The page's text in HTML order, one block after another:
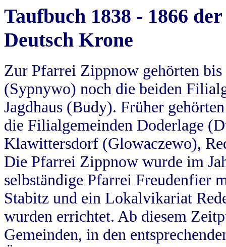
Taufbuch 1838 - 1866
Deutsch Krone
Zur Pfarrei Zippnow gehörten
(Sypnywo) noch die beiden
Jagdhaus (Budy). Früher
die Filialgemeinden Doderlage
Klawittersdorf (Glowaczewo),
Die Pfarrei Zippnow wurde im
selbständige Pfarrei Freudenfier
Stabitz und ein Lokalvikariat
wurden errichtet. Ab diesem
Gemeinden, in den